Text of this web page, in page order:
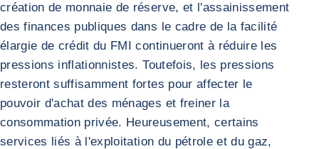
création de monnaie de réserve, et l'assainissement
des finances publiques dans le cadre de la facilité
élargie de crédit du FMI continueront à réduire les
pressions inflationnistes. Toutefois, les pressions
resteront suffisamment fortes pour affecter le
pouvoir d'achat des ménages et freiner la
consommation privée. Heureusement, certains
services liés à l'exploitation du pétrole et du gaz,